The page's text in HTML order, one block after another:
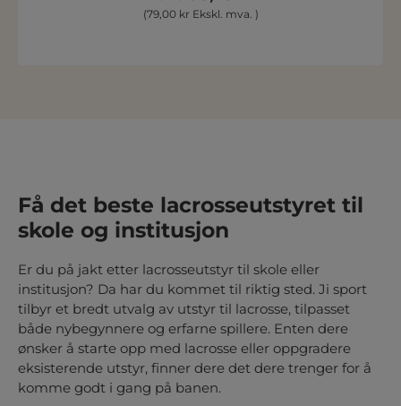
(79,00 kr Ekskl. mva. )
Få det beste lacrosseutstyret til
skole og institusjon
Er du på jakt etter lacrosseutstyr til skole eller
institusjon? Da har du kommet til riktig sted. Ji sport
tilbyr et bredt utvalg av utstyr til lacrosse, tilpasset
både nybegynnere og erfarne spillere. Enten dere
ønsker å starte opp med lacrosse eller oppgradere
eksisterende utstyr, finner dere det dere trenger for å
komme godt i gang på banen.